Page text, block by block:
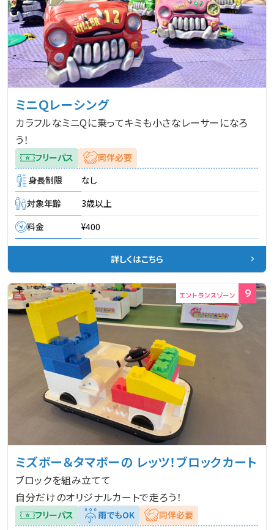
ミニＱレーシング
カラフルなミニQに乗ってキミも小さなレーサーになろ
う！
フリーパス
同伴必要
身長制限
なし
対象年齢
3歳以上
料金
¥400
詳しくはこちら
9
ミズボー＆タマボーの レッツ！ブロックカート
ブロックを組み立てて
自分だけのオリジナルカートで走ろう！
フリーパス 雨でもOK
同伴必要